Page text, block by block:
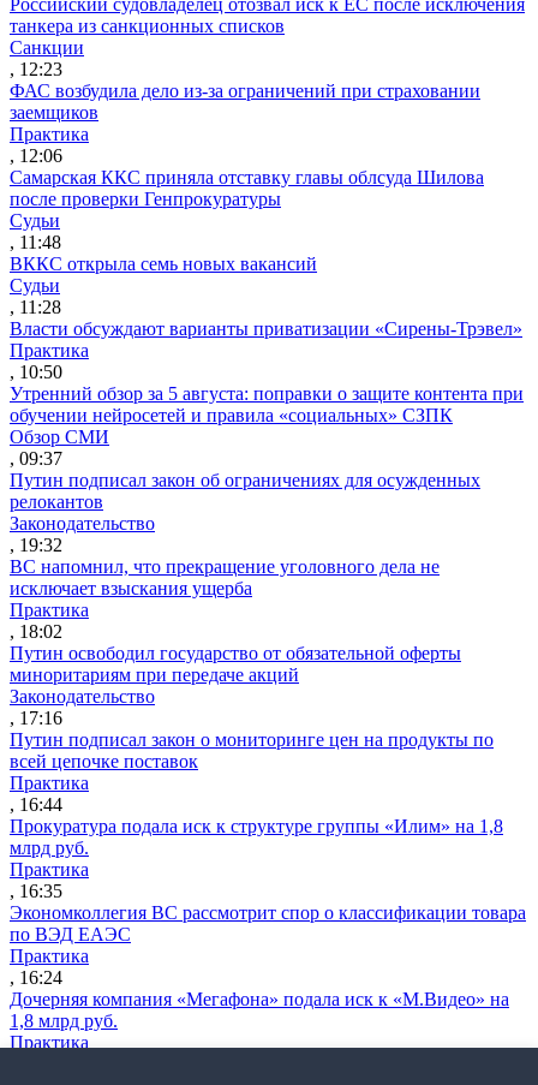
танкера из санкционных списков
Санкции
, 12:23
ФАС возбудила дело из-за ограничений при страховании
заемщиков
Практика
, 12:06
Самарская ККС приняла отставку главы облсуда Шилова
после проверки Генпрокуратуры
Судьи
, 11:48
ВККС открыла семь новых вакансий
Судьи
, 11:28
Власти обсуждают варианты приватизации «Сирены-Трэвел»
Практика
, 10:50
Утренний обзор за 5 августа: поправки о защите контента при
обучении нейросетей и правила «социальных» СЗПК
Обзор СМИ
, 09:37
Путин подписал закон об ограничениях для осужденных
релокантов
Законодательство
, 19:32
ВС напомнил, что прекращение уголовного дела не
исключает взыскания ущерба
Практика
, 18:02
Путин освободил государство от обязательной оферты
миноритариям при передаче акций
Законодательство
, 17:16
Путин подписал закон о мониторинге цен на продукты по
всей цепочке поставок
Практика
, 16:44
Прокуратура подала иск к структуре группы «Илим» на 1,8
млрд руб.
Практика
, 16:35
Экономколлегия ВС рассмотрит спор о классификации товара
по ВЭД ЕАЭС
Практика
, 16:24
Дочерняя компания «Мегафона» подала иск к «М.Видео» на
1,8 млрд руб.
Практика